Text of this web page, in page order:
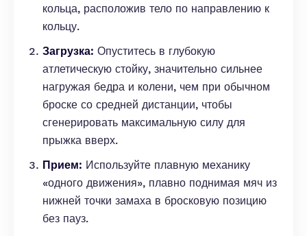
кольца, расположив тело по направлению к
кольцу.
Загрузка: Опуститесь в глубокую
атлетическую стойку, значительно сильнее
нагружая бедра и колени, чем при обычном
броске со средней дистанции, чтобы
сгенерировать максимальную силу для
прыжка вверх.
Прием: Используйте плавную механику
«одного движения», плавно поднимая мяч из
нижней точки замаха в бросковую позицию
без пауз.